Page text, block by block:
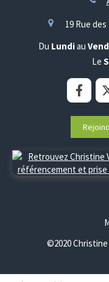
19 Rue
Du Lundiau
Le
©2020